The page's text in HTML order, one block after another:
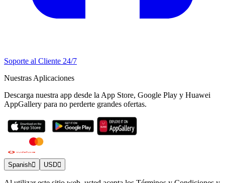
Soporte al Cliente 24/7
Nuestras Aplicaciones
Descarga nuestra app desde la App Store, Google Play y Huawei
AppGallery para no perderte grandes ofertas.
Spanish USD